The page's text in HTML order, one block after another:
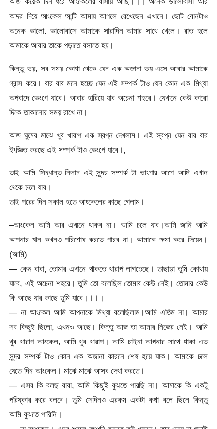
আদর দিয়ে আংকেল আন্টি আমায় আগলে রেখেছেন এখানে। ছোট বোনটাও
অনেক ভালো, ভালোবাসে আমাকে সারাদিন আমার সাথে খেলে। রাত হলে
আমাকে আবার তাকে পড়াতে বসাতে হয়।
কিন্তু ভয়, সব সময় কোথা থেকে যেন এক অজানা ভয় এসে আবার আমাকে
গ্রাস করে। বার বার মনে হচ্ছে যেন এই সম্পর্ক টাও যেন কোন এক মিথ্যা
অপবাদে ভেংগে যাবে। আবার হারিয়ে যাব অচেনা শহরে। যেখানে কেউ কারো
দিকে তাকানোর সময় রাখে না।
আজ ঘুমের মাঝে খুব খারাপ এক স্বপ্ন দেখলাম। এই স্বপ্ন যেন বার বার
ইংজ্ঞিত করছে এই সম্পর্ক টাও ভেংগে যাবে।,
তাই আমি সিদ্ধান্ত নিলাম এই সুন্দর সম্পর্ক টা ভাংগার আগে আমি এখান
থেকে চলে যাব।
তাই পরের দিন সকাল হতে আংকেলের কাছে গেলাম।
–আংকেল আমি আর এখানে থাকব না। আমি চলে যাব।আমি জানি আমি
আপনার ঋন কখনও পরিশোধ করতে পারব না। আমাকে ক্ষমা করে দিয়েন।
(আমি)
— কেন বাবা, তোমার এখানে থাকতে খারাপ লাগতেছে। তাছাড়া তুমি কোথায়
যাবে, এই অচেনা শহরে। তুমি তো বলেছিল তোমার কেউ নেই। তোমার কেউ
কি আছে যার কাছে তুমি যাবে।।।।
— না আংকেল আমি আপনাকে মিথ্যা বলেছিলাম।আমি এতিম না। আমার
সব কিছুই ছিলো, এখনও আছে। কিন্তু আজ তা আমার নিজের নেই। আমি
খুব খারাপ আংকেল, আমি খুব খারাপ। আমি চাইনা আপনার সাথে থাকা এত
সুন্দর সম্পর্ক টাও কোন এক অজানা কারনে শেষ হয়ে যাক। আমাকে চলে
যেতে দিন আংকেল। মাঝে মাঝে আসব দেখা করতে।
— এসব কি বলছ বাবা, আমি কিছুই বুঝতে পারছি না। আমাকে কি একটু
পরিষ্কার করে বলবে। তুমি সেদিনও এরকম একটা কথা বলে ছিলে কিন্তু
আমি বুঝতে পারিনি।